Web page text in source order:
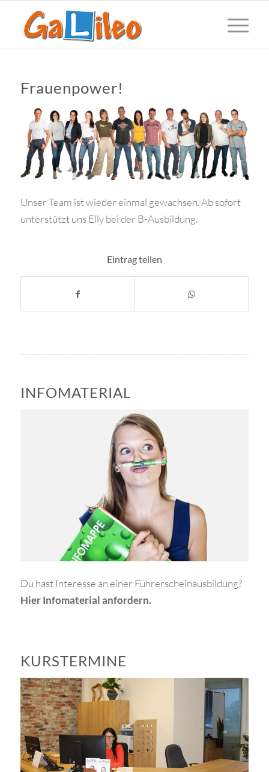
Frauenpower!
Unser Team ist wieder einmal gewachsen. Ab sofort
unterstützt uns Elly bei der B-Ausbildung.
Eintrag teilen
INFOMATERIAL
Du hast Interesse an einer Führerscheinausbildung?
Hier Infomaterial anfordern.
KURSTERMINE